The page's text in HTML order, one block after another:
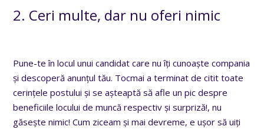
2. Ceri multe, dar nu oferi nimic
Pune-te în locul unui candidat care nu îți cunoaște compania
și descoperă anunțul tău. Tocmai a terminat de citit toate
cerințele postului și se așteaptă să afle un pic despre
beneficiile locului de muncă respectiv și surpriză!, nu
găsește nimic! Cum ziceam și mai devreme, e ușor să uiți